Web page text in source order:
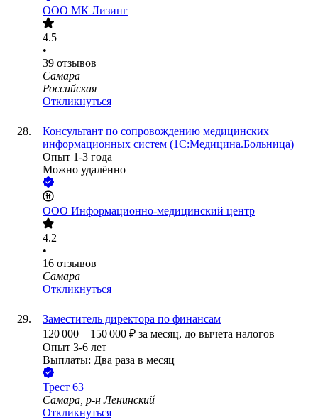
ООО МК Лизинг
4.5
•
39 отзывов
Самара
Российская
Откликнуться
Консультант по сопровождению медицинских
информационных систем (1С:Медицина.Больница)
Опыт 1-3 года
Можно удалённо
ООО Информационно-медицинский центр
4.2
•
16 отзывов
Самара
Откликнуться
Заместитель директора по финансам
120 000 – 150 000 ₽ за месяц, до вычета налогов
Опыт 3-6 лет
Выплаты: Два раза в месяц
Трест 63
Самара, р-н Ленинский
Откликнуться